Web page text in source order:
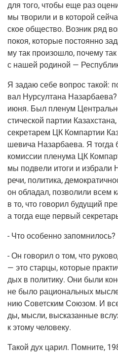
для того, что­бы еще раз
мы тво­ри­ли и в кото­рой
ское обще­ство. Воз­ник ряд
покоя, кото­рые посто­ян­но
му так про­изо­шло, поче­му
с нашей роди­ной —
Я задаю себе вопрос такой:
вал Нур­сул­та­на
июня. Был пле­нум
сти­че­ской пар­тии
сек­ре­та­рем ЦК Ком­пар­тии
ше­ви­ча Назар­ба­е­ва. Я тогда
комис­сии пле­ну­ма ЦК
мы под­ве­ли ито­ги и избра­ли
речи, поли­ти­ка,
он обла­дал, поз­во­ли­ли всем
в то, что гово­рил буду­щий
а тогда еще пер­вый
- Что осо­бен­но запомнилось?
- Он гово­рил о том, что
— это стар­цы, кото­рые
дых в поли­ти­ку. Они были
не было раци­о­наль­ных
нию Совет­ским Сою­зом. И
ды, мыс­ли, выска­зан­ные
к это­му человеку.
Такой дух царил. Помни­те,